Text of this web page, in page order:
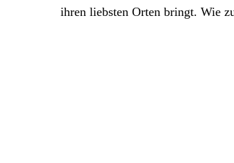
ihren liebsten Orten bringt. Wie